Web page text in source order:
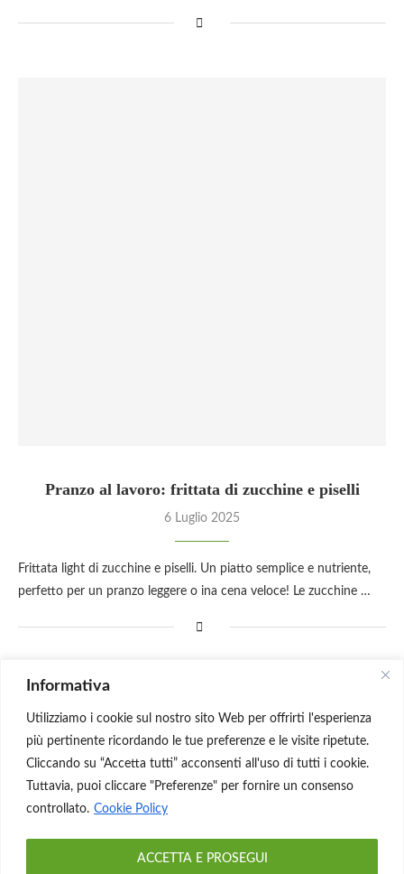
Informativa
Utilizziamo i cookie sul nostro sito Web per offrirti l'esperienza
più pertinente ricordando le tue preferenze e le visite ripetute.
Cliccando su “Accetta tutti” acconsenti all'uso di tutti i cookie.
Tuttavia, puoi cliccare "Preferenze" per fornire un consenso
controllato. Cookie Policy
ACCETTA E PROSEGUI
Pranzo al lavoro: frittata di zucchine e piselli
6 Luglio 2025
Frittata light di zucchine e piselli. Un piatto semplice e nutriente,
perfetto per un pranzo leggere o ina cena veloce! Le zucchine …